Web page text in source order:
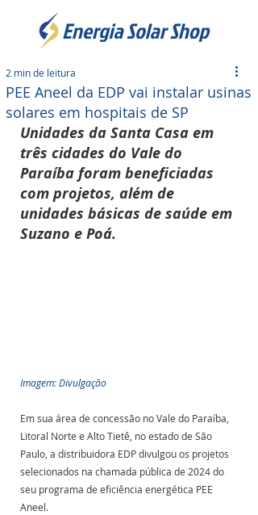
PEE Aneel da EDP vai instalar usinas
solares em hospitais de SP
2 min de leitura
Unidades da Santa Casa em
três cidades do Vale do
Paraíba foram beneficiadas
com projetos, além de
unidades básicas de saúde em
Suzano e Poá.
Imagem: Divulgação
Em sua área de concessão no Vale do Paraíba,
Litoral Norte e Alto Tietê, no estado de São
Paulo, a distribuidora EDP divulgou os projetos
selecionados na chamada pública de 2024 do
seu programa de eficiência energética PEE
Aneel.